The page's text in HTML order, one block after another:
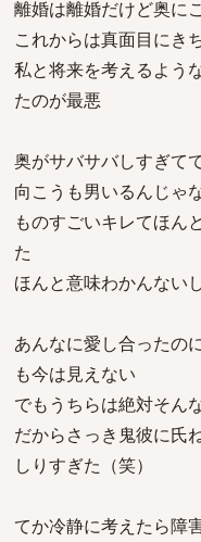
離婚は離婚だけど奥に
これからは真面目にき
私と将来を考えるよう
たのが最悪
奥がサバサバしすぎて
向こうも男いるんじゃ
ものすごいキレてほん
た
ほんと意味わかんない
あんなに愛し合ったの
も今は見えない
でもうちらは絶対そん
だからさっき鬼彼に氏
しりすぎた（笑）
てか冷静に考えたら障